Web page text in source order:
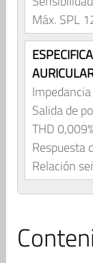
Máx. SPL
Salida de
THD
Respuesta
Relación